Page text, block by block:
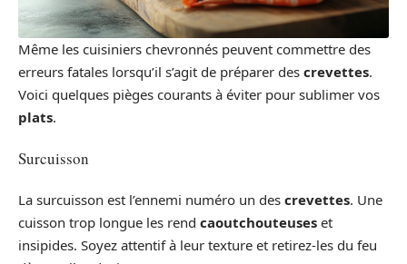
Même les cuisiniers chevronnés peuvent commettre des
erreurs fatales lorsqu’il s’agit de préparer des crevettes.
Voici quelques pièges courants à éviter pour sublimer vos
plats.
Surcuisson
La surcuisson est l’ennemi numéro un des crevettes. Une
cuisson trop longue les rend caoutchouteuses et
insipides. Soyez attentif à leur texture et retirez-les du feu